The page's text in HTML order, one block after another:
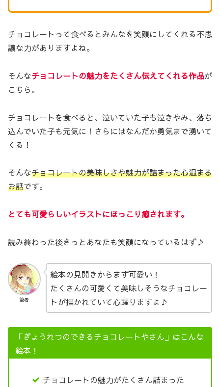
チョコレートって食べるとみんなを笑顔にしてくれる不思
議な力がありますよね。
そんなチョコレートの魅力をたくさん伝えてくれる作品が
こちら。
チョコレートを食べると、泣いていた子も泣きやみ、落ち
込んでいた子も元気に！さらにはなんだか勇気まで湧いて
くる！
そんなチョコレートの美味しさや魅力が詰まった心温まる
お話です。
とても可愛らしいイラストにほっこり癒されます。
読み終わった後きっとあなたも笑顔になっているはず♪
筆者
絵本の見開きからまず可愛い！
たくさんの可愛くて美味しそうなチョコレー
トが描かれていて心躍りますよ♪
「ぎょうれつのできるチョコレートやさん」はこんな
絵本！
チョコレートの魅力がたくさん詰まった